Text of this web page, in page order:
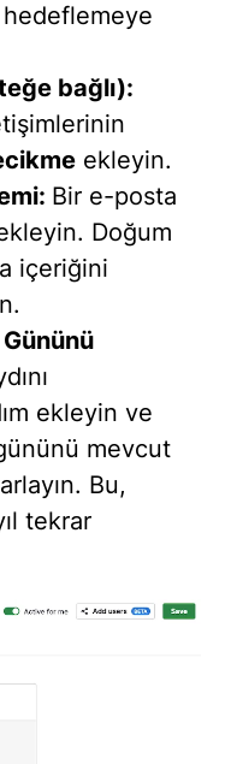
bağlı):
ekleyin.
Bir e-posta
Doğum
içeriğini
ekleyin ve
mevcut
Bu,
tekrar